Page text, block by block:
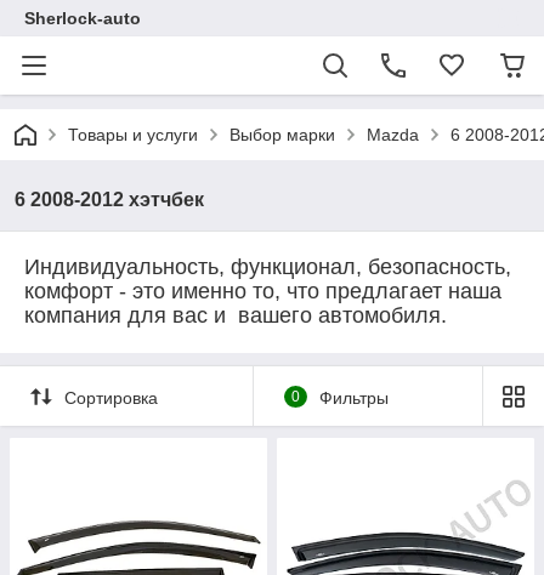
Sherlock-auto
Товары и услуги Выбор марки Mazda 6 2008-
6 2008-2012 хэтчбек
Индивидуальность, функционал, безопасность,
комфорт - это именно то, что предлагает наша
компания для вас и вашего автомобиля.
Сортировка 0 Фильтры